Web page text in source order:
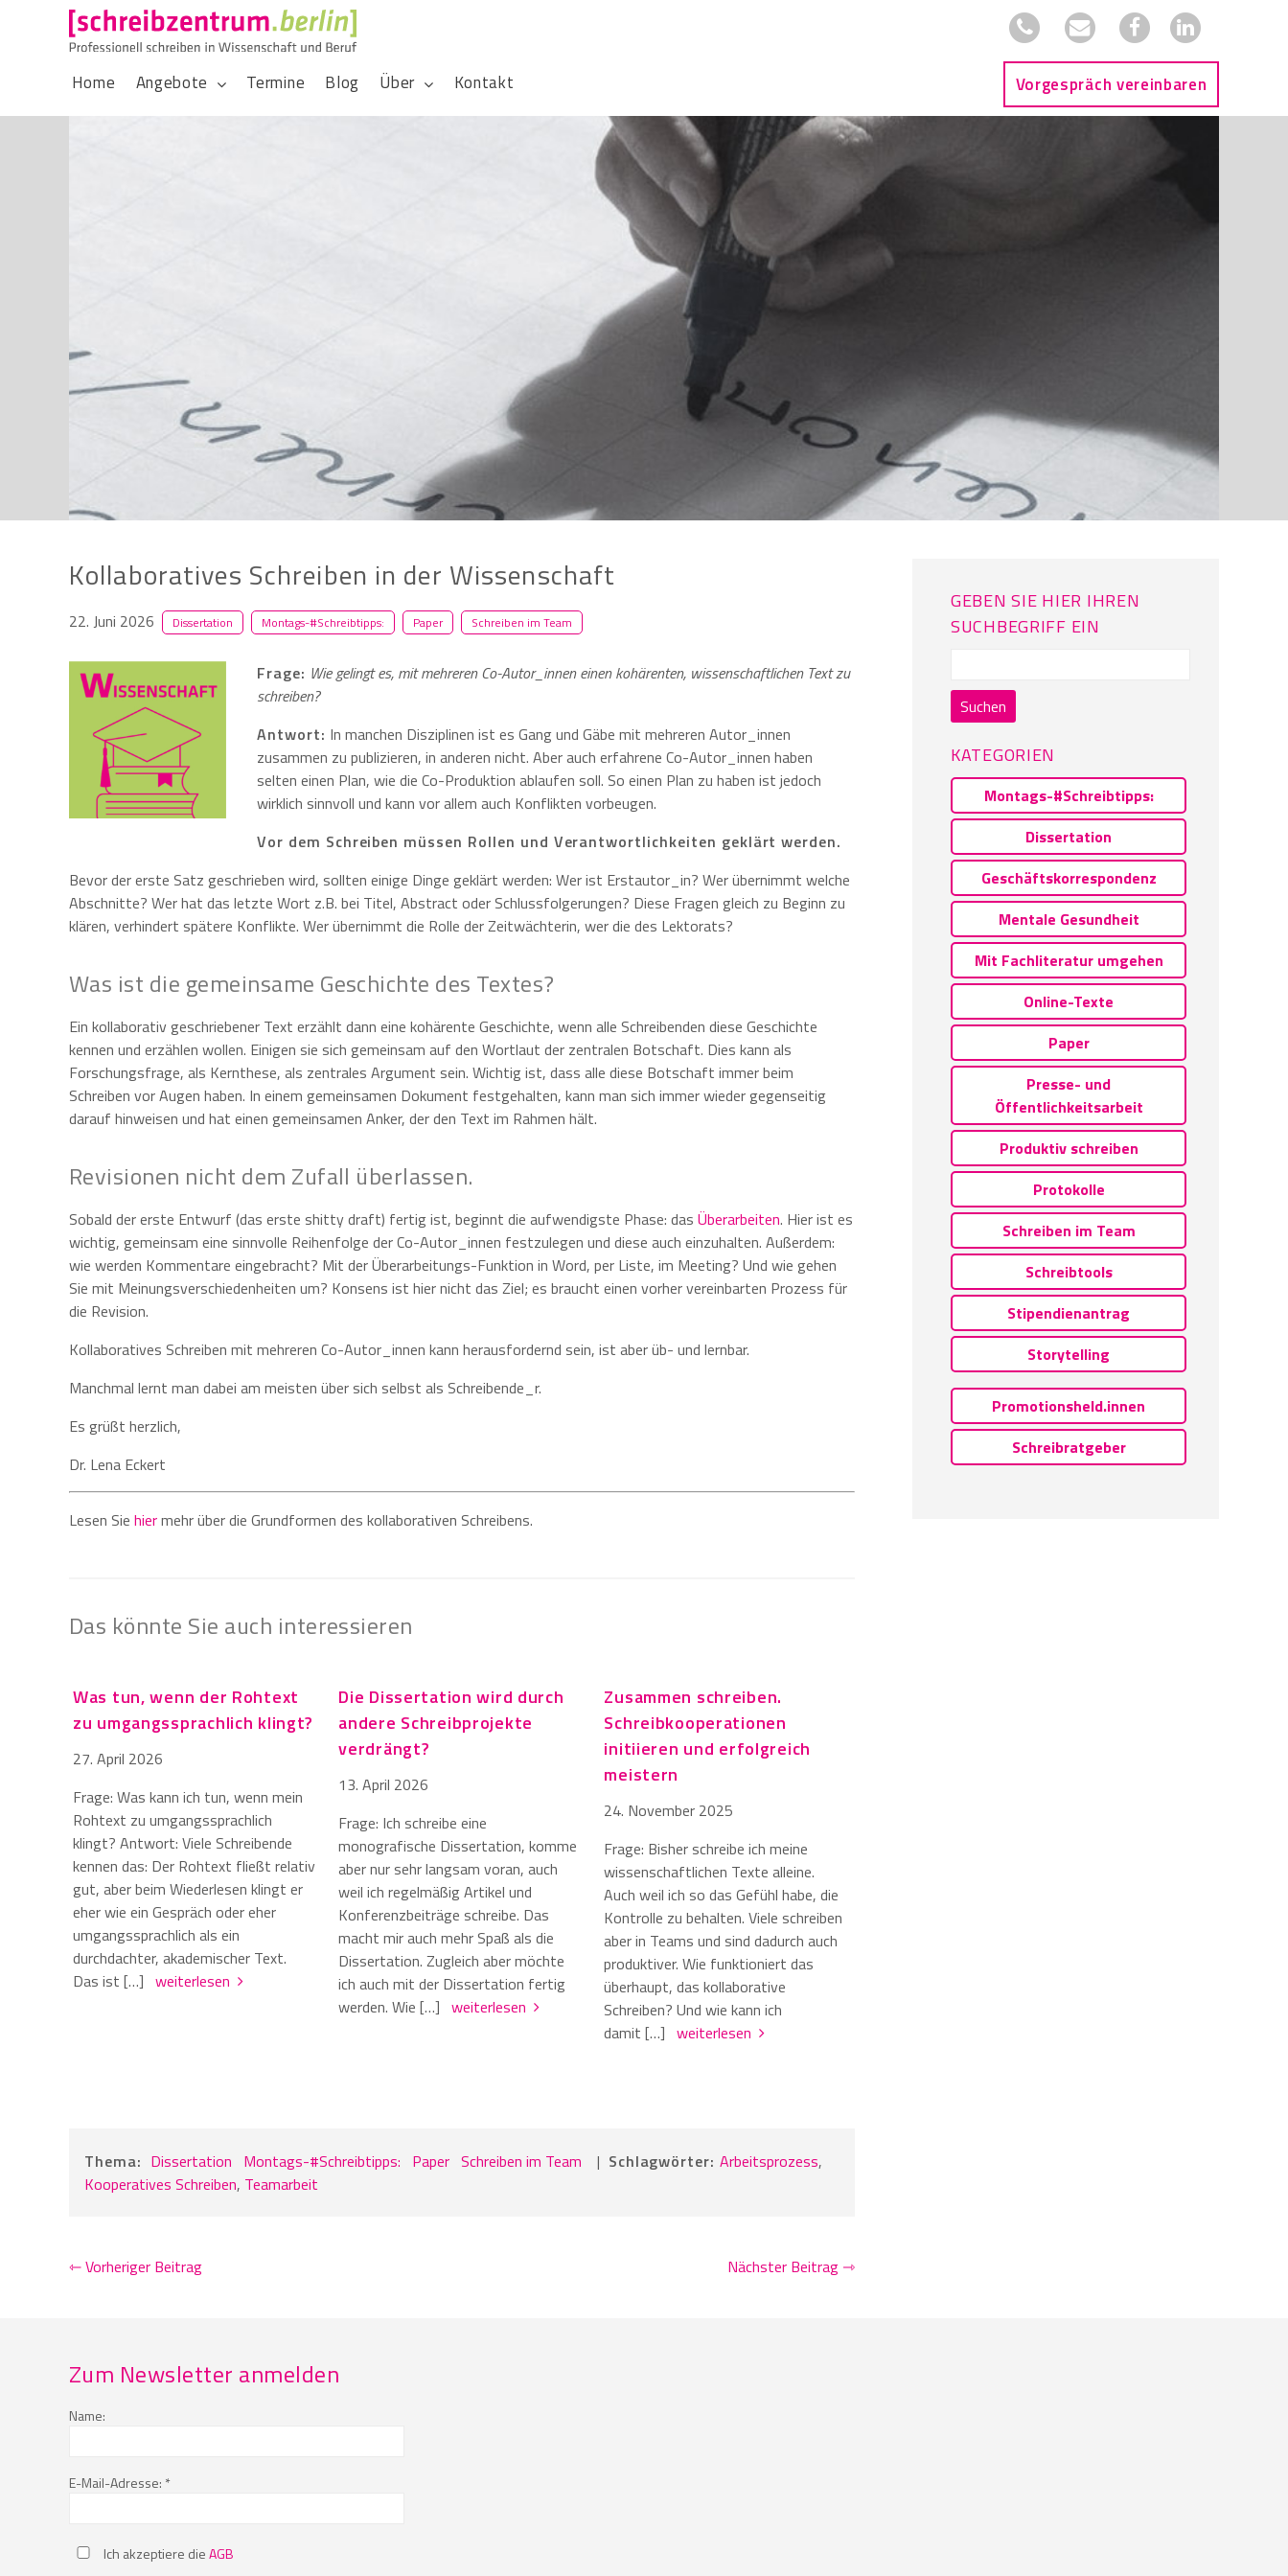
Home Angebote Termine Blog Über Kontakt Vorgespräch vereinbaren
Kollaboratives Schreiben in der Wissenschaft
22. Juni 2026 Dissertation Montags-#Schreibtipps: Paper Schreiben im Team
Frage: Wie gelingt es, mit mehreren Co-Autor_innen einen kohärenten, wissenschaftlichen Text zu
schreiben?
Antwort: In manchen Disziplinen ist es Gang und Gäbe mit mehreren Autor_innen
zusammen zu publizieren, in anderen nicht. Aber auch erfahrene Co-Autor_innen haben
selten einen Plan, wie die Co-Produktion ablaufen soll. So einen Plan zu haben ist jedoch
wirklich sinnvoll und kann vor allem auch Konflikten vorbeugen.
Vor dem Schreiben müssen Rollen und Verantwortlichkeiten geklärt werden.
Bevor der erste Satz geschrieben wird, sollten einige Dinge geklärt werden: Wer ist Erstautor_in? Wer übernimmt welche
Abschnitte? Wer hat das letzte Wort z.B. bei Titel, Abstract oder Schlussfolgerungen? Diese Fragen gleich zu Beginn zu
klären, verhindert spätere Konflikte. Wer übernimmt die Rolle der Zeitwächterin, wer die des Lektorats?
Was ist die gemeinsame Geschichte des Textes?
Ein kollaborativ geschriebener Text erzählt dann eine kohärente Geschichte, wenn alle Schreibenden diese Geschichte
kennen und erzählen wollen. Einigen sie sich gemeinsam auf den Wortlaut der zentralen Botschaft. Dies kann als
Forschungsfrage, als Kernthese, als zentrales Argument sein. Wichtig ist, dass alle diese Botschaft immer beim
Schreiben vor Augen haben. In einem gemeinsamen Dokument festgehalten, kann man sich immer wieder gegenseitig
darauf hinweisen und hat einen gemeinsamen Anker, der den Text im Rahmen hält.
Revisionen nicht dem Zufall überlassen.
Sobald der erste Entwurf (das erste shitty draft) fertig ist, beginnt die aufwendigste Phase: das Überarbeiten. Hier ist es
wichtig, gemeinsam eine sinnvolle Reihenfolge der Co-Autor_innen festzulegen und diese auch einzuhalten. Außerdem:
wie werden Kommentare eingebracht? Mit der Überarbeitungs-Funktion in Word, per Liste, im Meeting? Und wie gehen
Sie mit Meinungsverschiedenheiten um? Konsens ist hier nicht das Ziel; es braucht einen vorher vereinbarten Prozess für
die Revision.
Kollaboratives Schreiben mit mehreren Co-Autor_innen kann herausfordernd sein, ist aber üb- und lernbar.
Manchmal lernt man dabei am meisten über sich selbst als Schreibende_r.
Es grüßt herzlich,
Dr. Lena Eckert
Lesen Sie hiermehr über die Grundformen des kollaborativen Schreibens.
Das könnte Sie auch interessieren
Was tun, wenn der Rohtext
zu umgangssprachlich klingt?
27. April 2026
Frage: Was kann ich tun, wenn mein
Rohtext zu umgangssprachlich
klingt? Antwort: Viele Schreibende
kennen das: Der Rohtext fließt relativ
gut, aber beim Wiederlesen klingt er
eher wie ein Gespräch oder eher
umgangssprachlich als ein
durchdachter, akademischer Text.
Das ist […] weiterlesen
Die Dissertation wird durch
andere Schreibprojekte
verdrängt?
13. April 2026
Frage: Ich schreibe eine
monografische Dissertation, komme
aber nur sehr langsam voran, auch
weil ich regelmäßig Artikel und
Konferenzbeiträge schreibe. Das
macht mir auch mehr Spaß als die
Dissertation. Zugleich aber möchte
ich auch mit der Dissertation fertig
werden. Wie […]weiterlesen
Zusammen schreiben.
Schreibkooperationen
initiieren und erfolgreich
meistern
24. November 2025
Frage: Bisher schreibe ich meine
wissenschaftlichen Texte alleine.
Auch weil ich so das Gefühl habe, die
Kontrolle zu behalten. Viele schreiben
aber in Teams und sind dadurch auch
produktiver. Wie funktioniert das
überhaupt, das kollaborative
Schreiben? Und wie kann ich
damit […]weiterlesen
Thema: Dissertation Montags-#Schreibtipps: Paper Schreiben im Team | Schlagwörter:Arbeitsprozess,
Kooperatives Schreiben, Teamarbeit
⇽ Vorheriger Beitrag Nächster Beitrag ⇾
GEBEN SIE HIER IHREN
SUCHBEGRIFF EIN
KATEGORIEN
Montags-#Schreibtipps:
Dissertation
Geschäftskorrespondenz
Mentale Gesundheit
Mit Fachliteratur umgehen
Online-Texte
Paper
Presse- und
Öffentlichkeitsarbeit
Produktiv schreiben
Protokolle
Schreiben im Team
Schreibtools
Stipendienantrag
Storytelling
Promotionsheld.innen
Schreibratgeber
Zum Newsletter anmelden
Name:
E-Mail-Adresse: *
Ich akzeptiere dieAGB